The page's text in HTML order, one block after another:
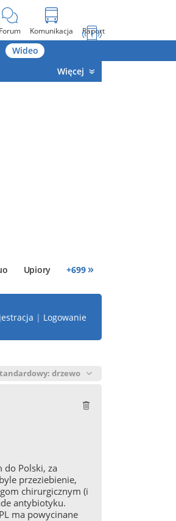
Forum Komunikacja Raport
Wideo
Więcej
Upiory +699 »
| Logowanie
do Polski, za
przeziebienie,
chirurgicznym (i
antybiotyku.
ma powycinane